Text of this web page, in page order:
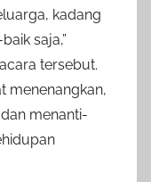
kadang
saja,”
tersebut.
menenangkan,
menanti-